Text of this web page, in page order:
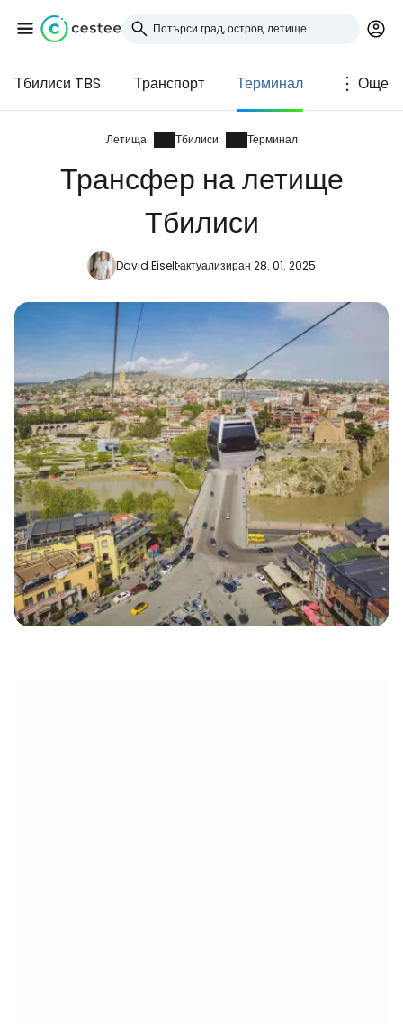
Тбилиси TBS Транспорт Терминал Още
Летища Тбилиси Терминал
Трансфер на летище
Тбилиси
David Eiseltактуализиран 28. 01. 2025
Влезте в Cestee
... световната общност на туристите
Продължете с Google
Продължете с Facebook
Продължете с имейл